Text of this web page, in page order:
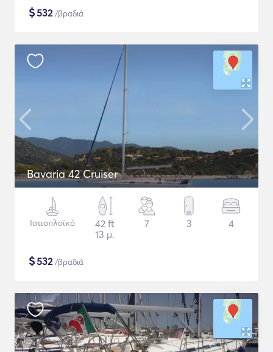
$532/βραδιά
Bavaria 42 Cruiser
Ιστιοπλοϊκό
42 ft
13 μ.
7 3 4
$532/βραδιά